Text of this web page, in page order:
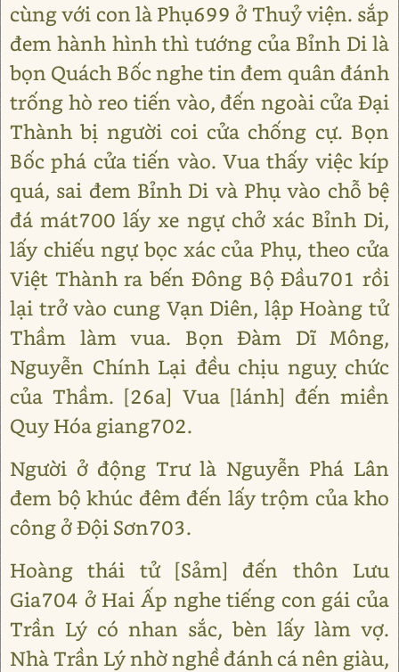
cùng với con là Phụ699 ở Thuỷ viện. sắp
đem hành hình thì tướng của Bỉnh Di là
bọn Quách Bốc nghe tin đem quân đánh
trống hò reo tiến vào, đến ngoài cửa Đại
Thành bị người coi cửa chống cự. Bọn
Bốc phá cửa tiến vào. Vua thấy việc kíp
quá, sai đem Bỉnh Di và Phụ vào chỗ bệ
đá mát700 lấy xe ngự chở xác Bỉnh Di,
lấy chiếu ngự bọc xác của Phụ, theo cửa
Việt Thành ra bến Đông Bộ Đầu701 rồi
lại trở vào cung Vạn Diên, lập Hoàng tử
Thầm làm vua. Bọn Đàm Dĩ Mông,
Nguyễn Chính Lại đều chịu nguỵ chức
của Thầm. [26a] Vua [lánh] đến miền
Quy Hóa giang702.
Người ở động Trư là Nguyễn Phá Lân
đem bộ khúc đêm đến lấy trộm của kho
công ở Đội Sơn703.
Hoàng thái tử [Sảm] đến thôn Lưu
Gia704 ở Hai Ấp nghe tiếng con gái của
Trần Lý có nhan sắc, bèn lấy làm vợ.
Nhà Trần Lý nhờ nghề đánh cá nên giàu,